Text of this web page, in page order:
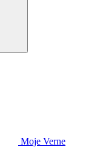
Moje Verne